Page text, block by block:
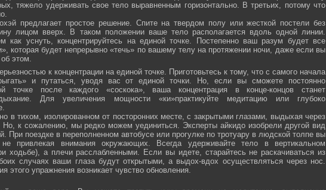
тяжело удерживать свое тело выравненным горизонтально. В третьих, потому что
предлагает простое решение. Спите на твердом полу или жесткой постели без
лицом вверх. В таком положении ваше тело располагается вдоль одной линии.
как уснуть, концентрируйтесь на единой точке. Постепенно ваш разум будет все
которая будет непрерывно «течь» по вашему телу на протяжении ночи, даже если вы
этом.
к концентрации на единой точке. Приготовьтесь к тому, что с самого начала
и путаться, уводя вас от единой точки. Но, если вы сможете постоянно
точке после каждого «соскока», ваша концентрация в конце-концов станет
Для увеличения мощности «ки»практикуйте медитацию или глубоко
в тихом, изолированном от посторонних месте, с закрытыми глазами, выдыхая через
Но, к сожалению, мы редко можем уединиться. Эксперты айкидо изобрели другой вид
При поездке в переполненном автобусе или прогулке по тротуару в людской толпе вы
привлекая внимания окружающих. Всегда удерживайте тело в вертикальном
ходьбе), а плечи расслабленными. Если вы идете, старайтесь не раскачиваться из
случаях ваши глаза будут открытыми, а выдох-вдох осуществляться через нос.
этого упражнения возникает чувство обновления.